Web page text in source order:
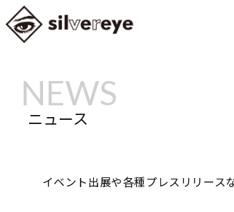
ニュース
イベント出展や各種プレスリリース